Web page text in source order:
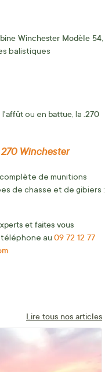
Winchester Modèle 54
balistiques
l'affûtou en battue , la .270
Winchester
de munitions
de chasse et de gibiers :
et faites vous
téléphone au 09 72 12 77
Lire tous nos articles